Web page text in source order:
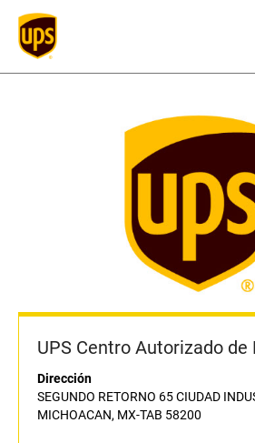
UPS Centro Autorizado de
Dirección
SEGUNDO RETORNO 65 CIUDAD
MICHOACAN, MX-TAB 58200